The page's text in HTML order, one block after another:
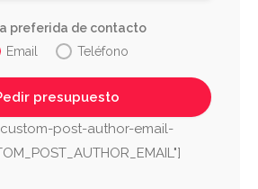
preferida de contacto
Email
Teléfono
post-author-email-